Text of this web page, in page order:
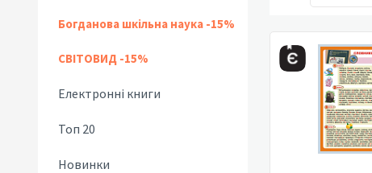
Богданова шкільна наука -15%
СВІТОВИД -15%
Електронні книги
Топ 20
Новинки